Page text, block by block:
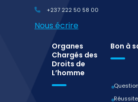
+237 222 50 58 00
Nous écrire
Organes
Chargés des
Droits de
L’homme
Bon à